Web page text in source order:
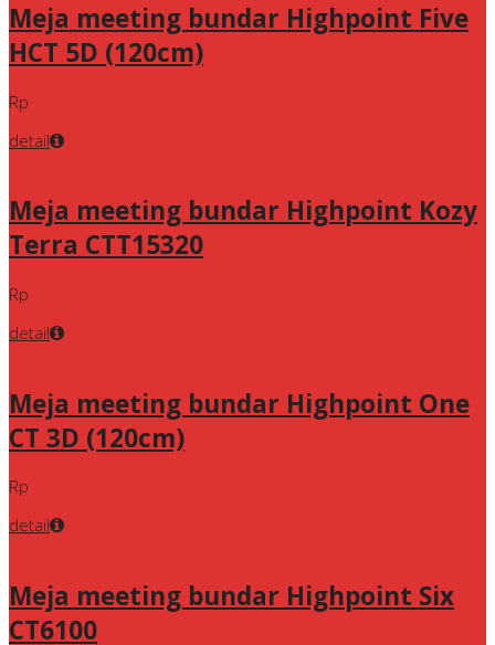
Meja meeting bundar Highpoint Five
HCT 5D (120cm)
Rp
detail
Meja meeting bundar Highpoint Kozy
Terra CTT15320
Rp
detail
Meja meeting bundar Highpoint One
CT 3D (120cm)
Rp
detail
Meja meeting bundar Highpoint Six
CT6100